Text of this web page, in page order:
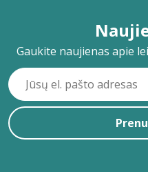
Gaukite naujienas apie